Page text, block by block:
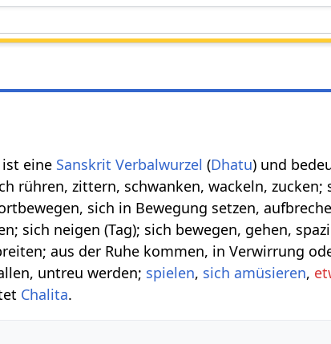
eine Sanskrit Verbalwurzel (Dhatu) und
rühren, zittern, schwanken, wackeln, zucken;
sich in Bewegung setzen,
sich neigen (Tag); sich bewegen, gehen,
aus der Ruhe kommen, in Verwirrung
untreu werden; spielen, sich amüsieren,
Chalita.